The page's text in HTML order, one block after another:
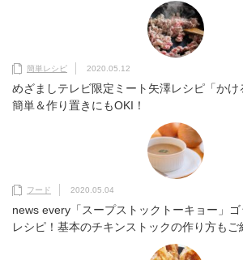
簡単レシピ 2020.05.12
めざましテレビ限定ミート矢澤レシピ「かけ
簡単＆作り置きにもOKI！
フード 2020.05.04
news every「スープストックトーキョー」
レシピ！基本のチキンストックの作り方もご